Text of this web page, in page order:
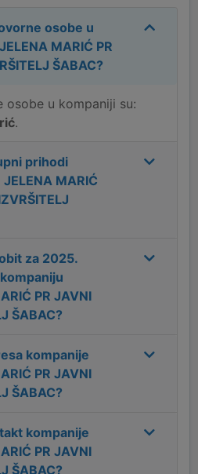
osobe u
JELENA MARIĆ PR
ŠABAC?
osobe u kompaniji su:
.
prihodi
JELENA MARIĆ
za 2025.
PR JAVNI
ŠABAC?
kompanije
PR JAVNI
ŠABAC?
kompanije
PR JAVNI
ŠABAC?